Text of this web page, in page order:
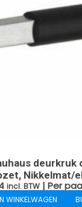
deurkruk
Nikkelmat/
incl. BTW | Per
WINKELWAGEN